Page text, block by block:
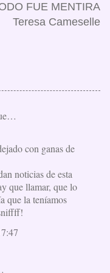
FUE MENTIRA
Teresa Cameselle
con ganas de
noticias de esta
que llamar, que lo
que la teníamos